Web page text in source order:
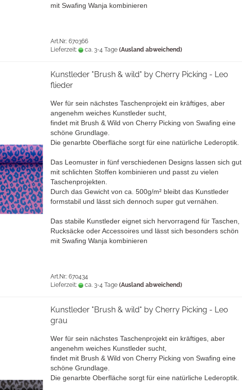
mit Swafing Wanja kombinieren
Art.Nr.: 670366
Lieferzeit:
ca. 3-4 Tage (Ausland abweichend)
Kunstleder "Brush & wild" by Cherry Picking - Leo
flieder
Wer für sein nächstes Taschenprojekt ein kräftiges, aber
angenehm weiches Kunstleder sucht,
findet mit Brush & Wild von Cherry Picking von Swafing eine
schöne Grundlage.
Die genarbte Oberfläche sorgt für eine natürliche Lederoptik.
Das Leomuster in fünf verschiedenen Designs lassen sich gut
mit schlichten Stoffen kombinieren und passt zu vielen
Taschenprojekten.
Durch das Gewicht von ca. 500g/m² bleibt das Kunstleder
formstabil und lässt sich dennoch super gut vernähen.
Das stabile Kunstleder eignet sich hervorragend für Taschen,
Rucksäcke oder Accessoires und lässt sich besonders schön
mit Swafing Wanja kombinieren
Art.Nr.: 670434
Lieferzeit:
ca. 3-4 Tage (Ausland abweichend)
Kunstleder "Brush & wild" by Cherry Picking - Leo
grau
Wer für sein nächstes Taschenprojekt ein kräftiges, aber
angenehm weiches Kunstleder sucht,
findet mit Brush & Wild von Cherry Picking von Swafing eine
schöne Grundlage.
Die genarbte Oberfläche sorgt für eine natürliche Lederoptik.